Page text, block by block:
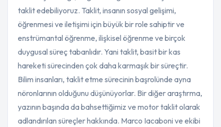
taklit edebiliyoruz. Taklit, insanın sosyal gelişimi,
öğrenmesi ve iletişimi için büyük bir role sahiptir ve
enstrümantal öğrenme, ilişkisel öğrenme ve birçok
duygusal süreç tabanlıdır. Yani taklit, basit bir kas
hareketi sürecinden çok daha karmaşık bir süreçtir.
Bilim insanları, taklit etme sürecinin başrolünde ayna
nöronlarının olduğunu düşünüyorlar. Bir diğer araştırma,
yazının başında da bahsettiğimiz ve motor taklit olarak
adlandırılan süreçler hakkında. Marco Iacaboni ve ekibi